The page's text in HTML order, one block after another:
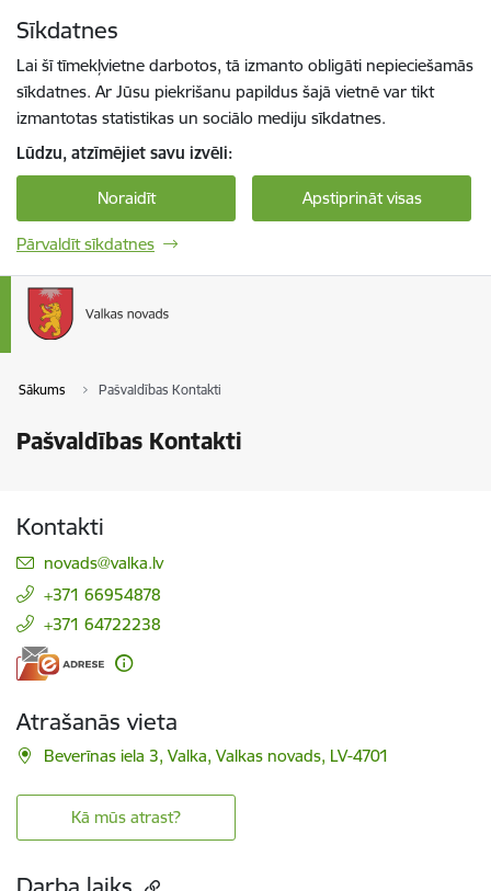
Sīkdatnes
Lai šī tīmekļvietne darbotos, tā izmanto obligāti nepieciešamās
sīkdatnes. Ar Jūsu piekrišanu papildus šajā vietnē var tikt
izmantotas statistikas un sociālo mediju sīkdatnes.
Lūdzu, atzīmējiet savu izvēli:
Noraidīt Apstiprināt visas
Pārvaldīt sīkdatnes
Sākums Pašvaldības Kontakti
Pašvaldības Kontakti
Kontakti
E-pasts:
novads@valka.lv
+371 66954878
+371 64722238
Atrašanās vieta
Beverīnas iela 3, Valka, Valkas novads, LV-4701
Kā mūs atrast?